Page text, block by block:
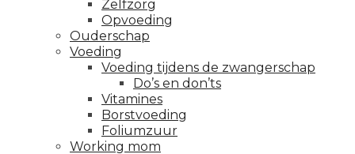
Zelfzorg
Opvoeding
Ouderschap
Voeding
Voeding tijdens de zwangerschap
Do’s en don’ts
Vitamines
Borstvoeding
Foliumzuur
Working mom